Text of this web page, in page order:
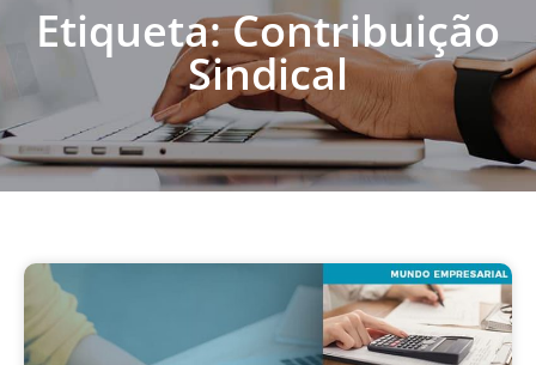
Etiqueta: Contribuição
Sindical